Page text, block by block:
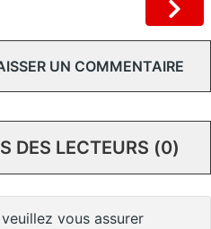
UN COMMENTAIRE
DES LECTEURS (0)
vous assurer